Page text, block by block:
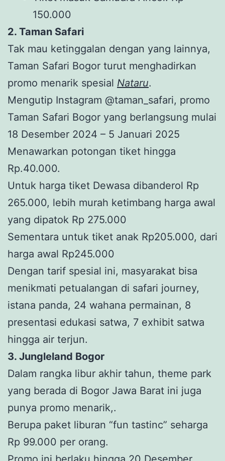
150.000
2. Taman Safari
Tak mau ketinggalan dengan yang lainnya,
Taman Safari Bogor turut menghadirkan
promo menarik spesial Nataru.
Mengutip Instagram @taman_safari, promo
Taman Safari Bogor yang berlangsung mulai
18 Desember 2024 – 5 Januari 2025
Menawarkan potongan tiket hingga
Rp.40.000.
Untuk harga tiket Dewasa dibanderol Rp
265.000, lebih murah ketimbang harga awal
yang dipatok Rp 275.000
Sementara untuk tiket anak Rp205.000, dari
harga awal Rp245.000
Dengan tarif spesial ini, masyarakat bisa
menikmati petualangan di safari journey,
istana panda, 24 wahana permainan, 8
presentasi edukasi satwa, 7 exhibit satwa
hingga air terjun.
3. Jungleland Bogor
Dalam rangka libur akhir tahun, theme park
yang berada di Bogor Jawa Barat ini juga
punya promo menarik,.
Berupa paket liburan “fun tastinc” seharga
Rp 99.000 per orang.